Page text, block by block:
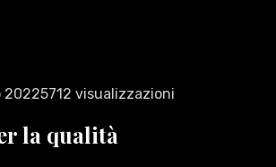
20225712 visualizzazioni
la qualità